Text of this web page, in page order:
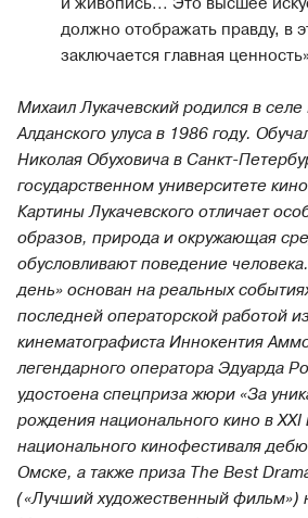
должно отображать правду, в
заключается главная
Михаил Лукачевский родился в
Алданского улуса в 1986 году.
Николая Обуховича в Санкт-
государственном университете
Картины Лукачевского отличает
образов, природа и окружающая
обусловливают поведение
день» основан на реальных
последней операторской работой
кинематографиста Иннокентия
легендарного оператора Эдуарда
удостоена спецприза жюри «За
рождения национального кино в XXI
национального кинофестиваля
Омске, а также приза The Best
(«Лучший художественный фильм»)